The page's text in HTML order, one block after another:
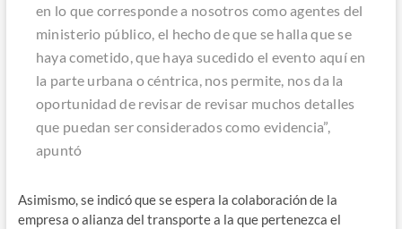
en lo que corresponde a nosotros como agentes del
ministerio público, el hecho de que se halla que se
haya cometido, que haya sucedido el evento aquí en
la parte urbana o céntrica, nos permite, nos da la
oportunidad de revisar de revisar muchos detalles
que puedan ser considerados como evidencia”,
apuntó
Asimismo, se indicó que se espera la colaboración de la
empresa o alianza del transporte a la que pertenezca el